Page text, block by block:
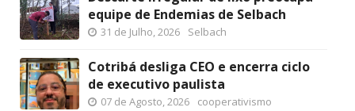
equipe de Endemias de Selbach
31 de Julho, 2026 Selbach
Cotribá desliga CEO e encerra ciclo
de executivo paulista
07 de Agosto, 2026 cooperativismo